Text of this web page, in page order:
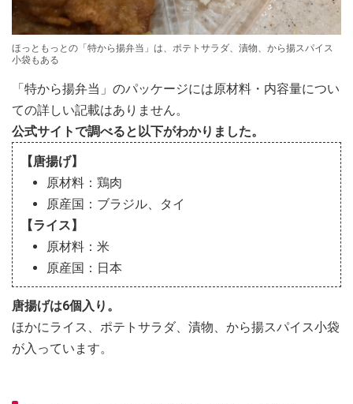
ほっともっとの「特から揚弁当」は、ポテトサラダ、漬物、から揚スパイス
小袋もある
「特から揚弁当」のパッケージには原材料・内容量につい
ての詳しい記載はありません。
公式サイトで調べると以下がわかりました。
【唐揚げ】
原材料：鶏肉
原産国：ブラジル、タイ
【ライス】
原材料：米
原産国：日本
唐揚げは6個入り。
ほかにライス、ポテトサラダ、漬物、から揚スパイス小袋
が入っています。